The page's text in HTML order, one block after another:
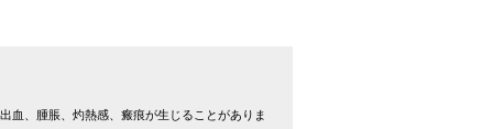
血、腫脹、灼熱感、瘢痕が生じることがありま